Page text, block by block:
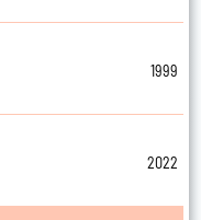
1999
2022